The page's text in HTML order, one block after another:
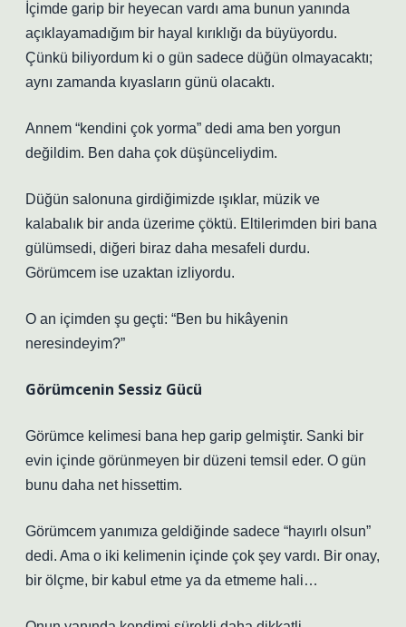
İçimde garip bir heyecan vardı ama bunun yanında
açıklayamadığım bir hayal kırıklığı da büyüyordu.
Çünkü biliyordum ki o gün sadece düğün olmayacaktı;
aynı zamanda kıyasların günü olacaktı.
Annem “kendini çok yorma” dedi ama ben yorgun
değildim. Ben daha çok düşünceliydim.
Düğün salonuna girdiğimizde ışıklar, müzik ve
kalabalık bir anda üzerime çöktü. Eltilerimden biri bana
gülümsedi, diğeri biraz daha mesafeli durdu.
Görümcem ise uzaktan izliyordu.
O an içimden şu geçti: “Ben bu hikâyenin
neresindeyim?”
Görümcenin Sessiz Gücü
Görümce kelimesi bana hep garip gelmiştir. Sanki bir
evin içinde görünmeyen bir düzeni temsil eder. O gün
bunu daha net hissettim.
Görümcem yanımıza geldiğinde sadece “hayırlı olsun”
dedi. Ama o iki kelimenin içinde çok şey vardı. Bir onay,
bir ölçme, bir kabul etme ya da etmeme hali…